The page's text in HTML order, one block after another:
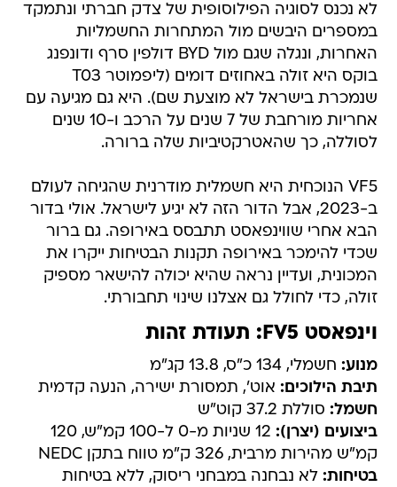
לא נכנס לסוגיה הפילוסופית של צדק חברתי ונתמקד
במספרים היבשים מול המתחרות החשמליות
האחרות, ונגלה שגם מול BYD דולפין סרף ודונפנג
בוקס היא זולה באחוזים דומים (ליפמוטר T03
שנמכרת בישראל לא מוצעת שם). היא גם מגיעה עם
אחריות מורחבת של 7 שנים על הרכב ו-10 שנים
לסוללה, כך שהאטרקטיביות שלה ברורה.
VF5 הנוכחית היא חשמלית מודרנית שהגיחה לעולם
ב-2023, אבל הדור הזה לא יגיע לישראל. אולי בדור
הבא אחרי שווינפאסט תתבסס באירופה. גם ברור
שכדי להימכר באירופה תקנות הבטיחות ייקרו את
המכונית, ועדיין נראה שהיא יכולה להישאר מספיק
זולה, כדי לחולל גם אצלנו שינוי תחבורתי.
וינפאסט FV5: תעודת זהות
מנוע: חשמלי, 134 כ"ס, 13.8 קג"מ
תיבת הילוכים: אוט', תמסורת ישירה, הנעה קדמית
חשמל: סוללת 37.2 קוט"ש
ביצועים (יצרן):
12 שניות מ-0 ל-100 קמ"ש, 120
קמ"ש מהירות מרבית, 326 ק"מ טווח בתקן NEDC
בטיחות: לא נבחנה במבחני ריסוק, ללא בטיחות